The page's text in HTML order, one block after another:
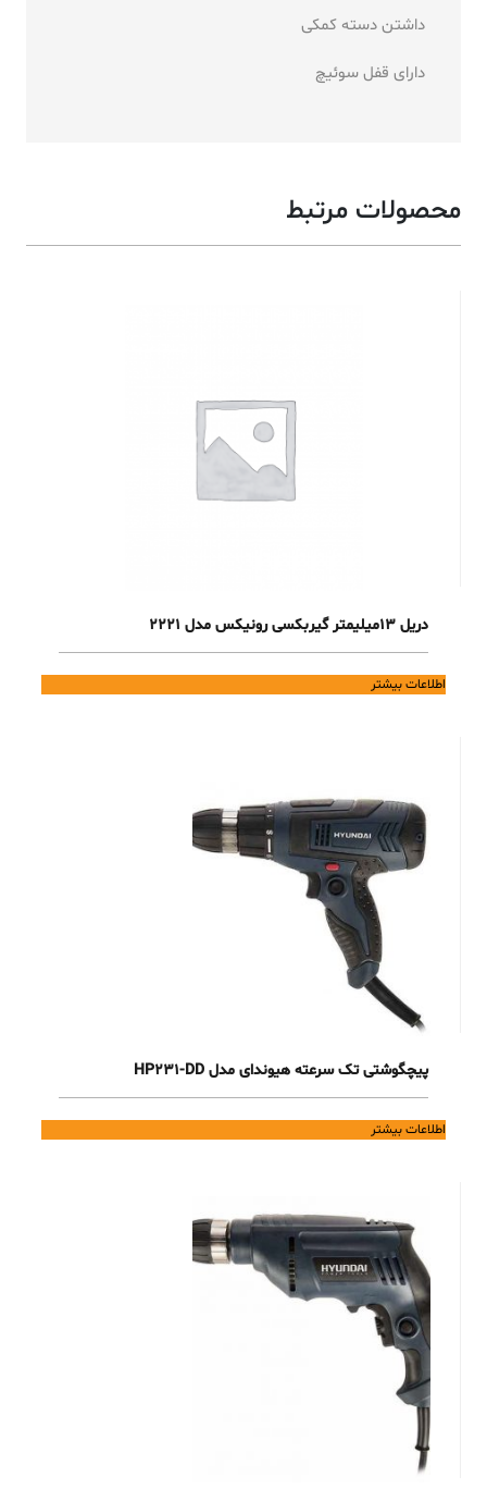
داشتن دسته کمکی
دارای قفل سوئیچ
محصولات مرتبط
دریل 13میلیمتر گیربکسی رونیکس مدل 2221
اطلاعات بیشتر
پیچگوشتی تک سرعته هیوندای مدل HP231-DD
اطلاعات بیشتر